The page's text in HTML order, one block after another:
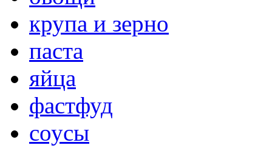
крупа и зерно
паста
яйца
фастфуд
соусы